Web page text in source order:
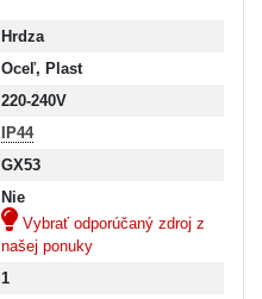
Hrdza
Oceľ, Plast
220-240V
IP44
GX53
Nie
Vybrať odporúčaný zdroj z
našej ponuky
1